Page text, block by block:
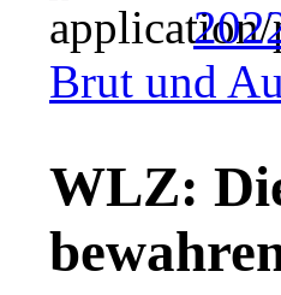
Brut und
WLZ: